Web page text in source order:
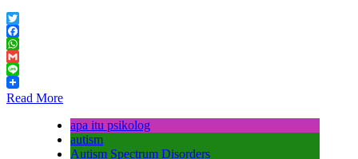
Twitter
Facebook
WhatsApp
Gmail
Line
Read More
apa itu psikolog
autism
Autism Spectrum Disorders